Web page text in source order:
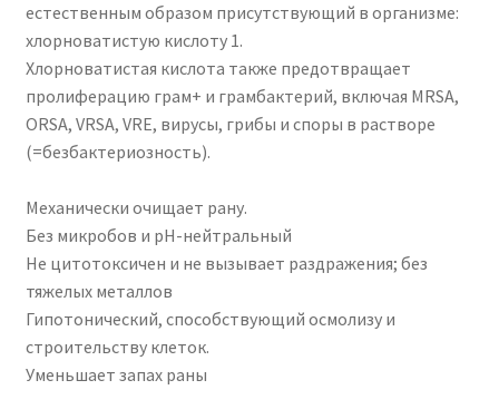
естественным образом присутствующий в организме:
хлорноватистую кислоту 1.
Хлорноватистая кислота также предотвращает
пролиферацию грам+ и грамбактерий, включая MRSA,
ORSA, VRSA, VRE, вирусы, грибы и споры в растворе
(=безбактериозность).
Механически очищает рану.
Без микробов и pH-нейтральный
Не цитотоксичен и не вызывает раздражения; без
тяжелых металлов
Гипотонический, способствующий осмолизу и
строительству клеток.
Уменьшает запах раны